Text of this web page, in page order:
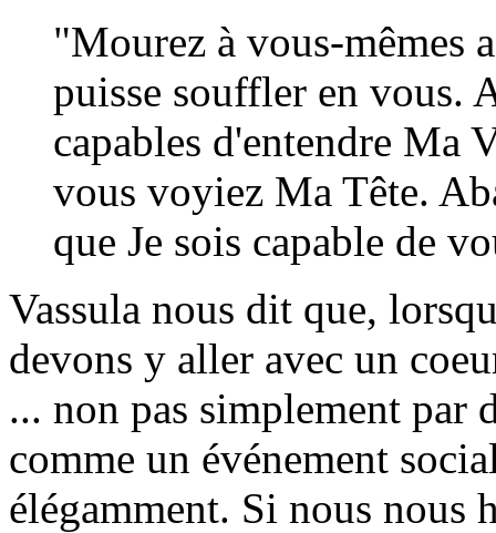
"Mourez à vous-mêmes
puisse souffler en vous.
capables d'entendre Ma
vous voyiez Ma Tête.
que Je sois capable de
Vassula nous dit que,
devons y aller avec un
... non pas simplement par
comme un événement
élégamment. Si nous nous